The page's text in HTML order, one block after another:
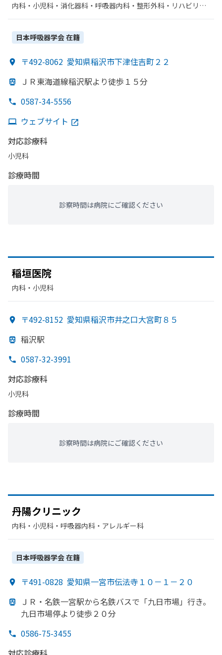
内科・​小児科・​消化器科・​呼吸器内科・​整形外科・​リハビリテ
日本呼吸器学会在籍
〒492-8062 愛知県稲沢市下津住吉町２２
ＪＲ東海道線稲沢駅より徒歩１５分
0587-34-5556
ウェブサイト
対応診療科
小児科
診療時間
診察時間は病院にご確認ください
稲垣医院
内科・​小児科
〒492-8152 愛知県稲沢市井之口大宮町８５
稲沢駅
0587-32-3991
対応診療科
小児科
診療時間
診察時間は病院にご確認ください
丹陽クリニック
内科・​小児科・​呼吸器内科・​アレルギー科
日本呼吸器学会在籍
〒491-0828 愛知県一宮市伝法寺１０－１－２０
ＪＲ・名鉄一宮駅から名鉄バスで 「九日市場」 行き。
九日市場停より徒歩２０分
0586-75-3455